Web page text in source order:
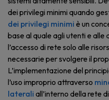
dei privilegi minimi quando
dei privilegi minimi è un
base al quale agli utenti e
l’accesso di rete solo alle
necessarie per svolgere il
L’implementazione del
l’uso improprio attraverso
laterali all’interno della rete